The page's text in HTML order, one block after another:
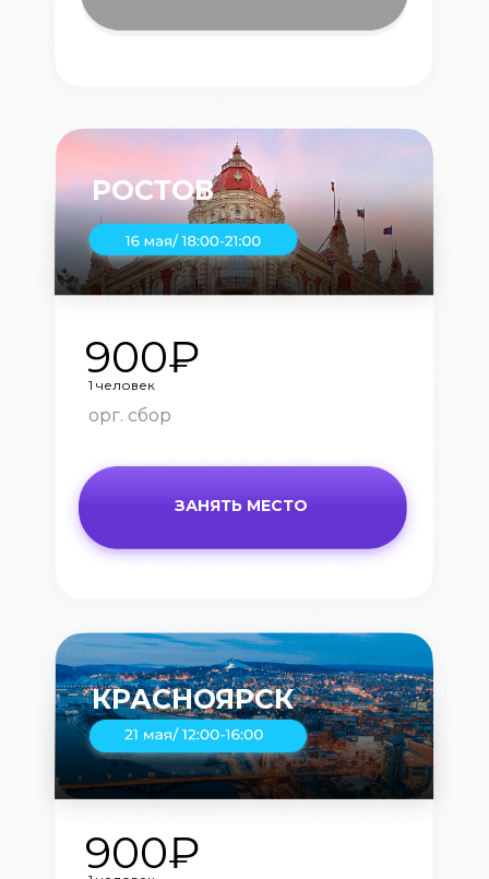
КРАСНОЯРСК
900₽
ЗАНЯТЬ МЕСТО
900₽
орг. сбор
РОСТОВ
1 человек